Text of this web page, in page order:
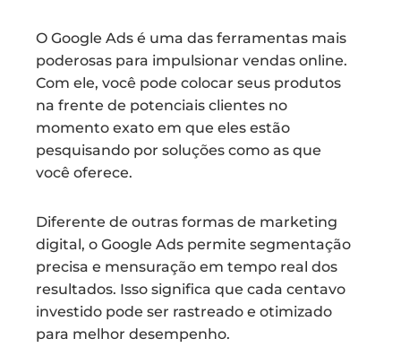
O Google Ads é uma das ferramentas mais
poderosas para impulsionar vendas online.
Com ele, você pode colocar seus produtos
na frente de potenciais clientes no
momento exato em que eles estão
pesquisando por soluções como as que
você oferece.
Diferente de outras formas de marketing
digital, o Google Ads permite segmentação
precisa e mensuração em tempo real dos
resultados. Isso significa que cada centavo
investido pode ser rastreado e otimizado
para melhor desempenho.